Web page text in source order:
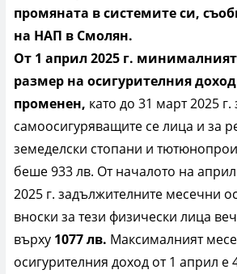
промяната в системите си,
на НАП в Смолян.
От 1 април 2025 г.
размер на осигурителния
променен, като до 31 март 2025 г.
самоосигуряващите се лица и за
земеделски стопани и
беше 933 лв. От началото на
2025 г. задължителните месечни
вноски за тези физически лица
върху 1077лв. Максималният
осигурителния доход от 1 април е